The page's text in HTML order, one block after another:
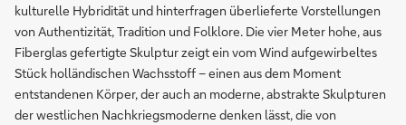
kulturelle Hybridität und hinterfragen überlieferte Vorstellungen
von Authentizität, Tradition und Folklore. Die vier Meter hohe, aus
Fiberglas gefertigte Skulptur zeigt ein vom Wind aufgewirbeltes
Stück holländischen Wachsstoff – einen aus dem Moment
entstandenen Körper, der auch an moderne, abstrakte Skulpturen
der westlichen Nachkriegsmoderne denken lässt, die von